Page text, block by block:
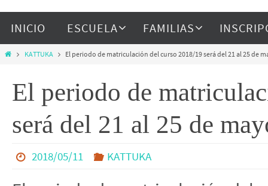
INICIO ESCUELA FAMILIAS
KATTUKA El periodo de matriculación del curso 2018/19 será del 21 al 25 de
El periodo de
será del 21 al 25 de
2018/05/11 KATTUKA